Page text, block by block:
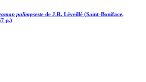
palimpseste de J.R. Léveillé (Saint-Boniface,
p.)